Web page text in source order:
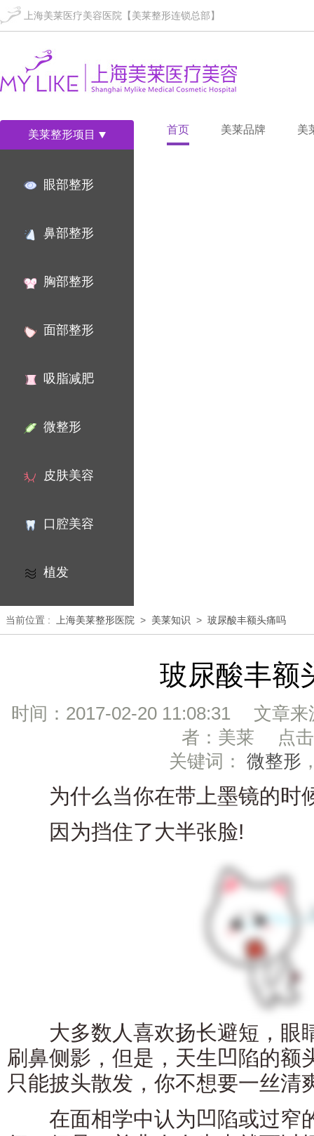
上海美莱医疗美容医院【美莱整形连锁总部】
美莱整形项目
眼部整形
鼻部整形
胸部整形
面部整形
吸脂减肥
微整形
皮肤美容
口腔美容
植发
首页 美莱品牌 美
当前位置 : 上海美莱整形医院 > 美莱知识 > 玻尿酸丰额头痛吗
玻尿酸丰额
时间：2017-02-20 11:08:31 文章来
者：美莱 点击
关键词： 微整形
为什么当你在带上墨镜的时
因为挡住了大半张脸!
大多数人喜欢扬长避短，眼
刷鼻侧影，但是，天生凹陷的额
只能披头散发，你不想要一丝清
在面相学中认为凹陷或过窄